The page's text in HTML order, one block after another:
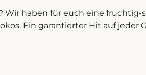
Wir haben für euch eine fruchtig-
Ein garantierter Hit auf jeder